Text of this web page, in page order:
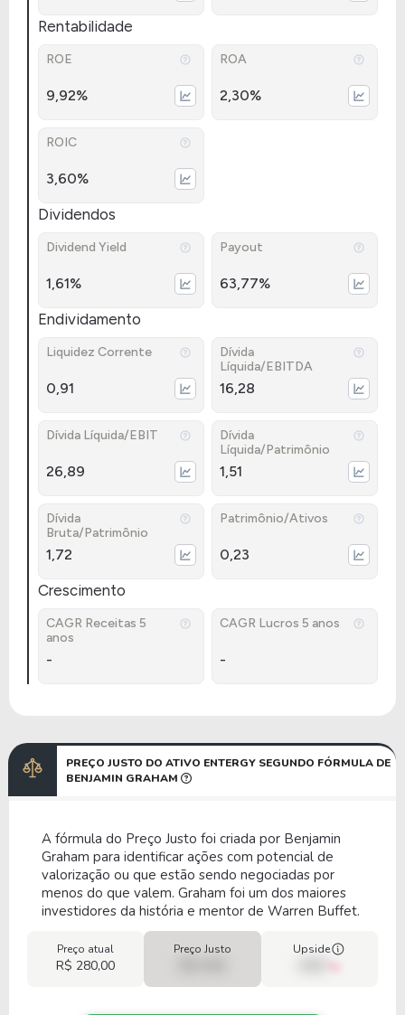
Rentabilidade
ROE
9,92%
ROA
2,30%
ROIC
3,60%
Dividendos
Dividend Yield
1,61%
Payout
63,77%
Endividamento
Liquidez Corrente
0,91
Dívida
Líquida/EBITDA
16,28
Dívida Líquida/EBIT
26,89
Dívida
Líquida/Patrimônio
1,51
Dívida
Bruta/Patrimônio
1,72
Patrimônio/Ativos
0,23
Crescimento
CAGR Receitas 5
anos
-
CAGR Lucros 5 anos
-
PREÇO JUSTO DO ATIVO ENTERGY SEGUNDO FÓRMULA DE
BENJAMIN GRAHAM
A fórmula do Preço Justo foi criada por Benjamin
Graham para identificar ações com potencial de
valorização ou que estão sendo negociadas por
menos do que valem. Graham foi um dos maiores
investidores da história e mentor de Warren Buffet.
Preço atual
R$ 280,00
Preço Justo Upside